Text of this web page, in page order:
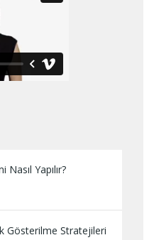
Yapılır?
Gösterilme Stratejileri